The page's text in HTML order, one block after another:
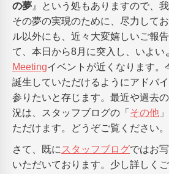
の夢 』という処もありますので、
その夢の実現のために、尽力して
ル以外にも、近々大変嬉しいご報
て、本日から8月に突入し、いよい
Meetingイベントが近くなります。
誕生していただけるようにアドバ
参りたいと存じます。最近や過去
況は、スタッフブログの「 その他
ただけます。どうぞご覧ください。
さて、既に スタッフブログではお
いただいております。少し詳しく